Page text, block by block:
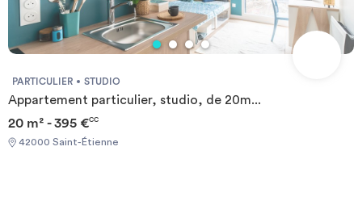
PARTICULIER STUDIO
Appartement particulier, studio, de 20m...
20 m² - 395 €CC
42000 Saint-Étienne